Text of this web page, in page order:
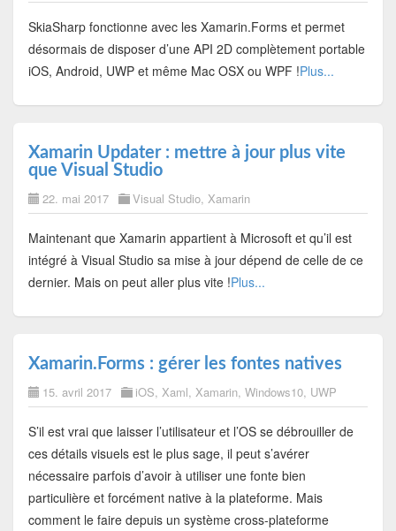
SkiaSharp fonctionne avec les Xamarin.Forms et permet
désormais de disposer d’une API 2D complètement portable
iOS, Android, UWP et même Mac OSX ou WPF !Plus...
Xamarin Updater : mettre à jour plus vite
que Visual Studio
22. mai 2017 Visual Studio, Xamarin
Maintenant que Xamarin appartient à Microsoft et qu’il est
intégré à Visual Studio sa mise à jour dépend de celle de ce
dernier. Mais on peut aller plus vite !Plus...
Xamarin.Forms : gérer les fontes natives
15. avril 2017 iOS, Xaml, Xamarin, Windows10, UWP
S’il est vrai que laisser l’utilisateur et l’OS se débrouiller de
ces détails visuels est le plus sage, il peut s’avérer
nécessaire parfois d’avoir à utiliser une fonte bien
particulière et forcément native à la plateforme. Mais
comment le faire depuis un système cross-plateforme